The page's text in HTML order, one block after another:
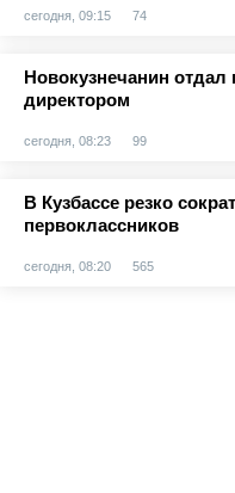
сегодня, 09:15 74
Новокузнечанин отдал
директором
сегодня, 08:23 99
В Кузбассе резко
первоклассников
сегодня, 08:20 565